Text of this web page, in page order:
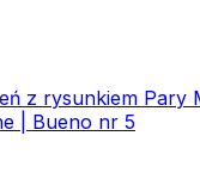
z rysunkiem Pary
| Bueno nr 5